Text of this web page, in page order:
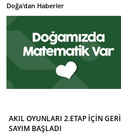
Doğa'dan Haberler
AKIL OYUNLARI 2.ETAP İÇİN GERİ
SAYIM BAŞLADI